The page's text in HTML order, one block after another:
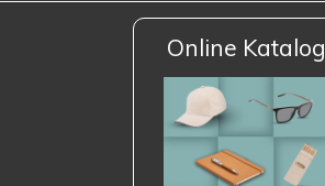
Online Katalog